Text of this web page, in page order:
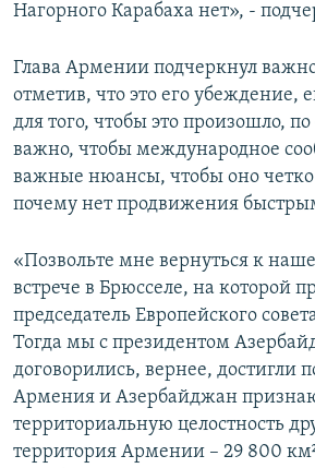
Нагорного Карабаха нет», -
Глава Армении подчеркнул
отметив, что это его убеждение,
для того, чтобы это произошло, по
важно, чтобы международное
важные нюансы, чтобы оно
почему нет продвижения
«Позвольте мне вернуться к
встрече в Брюсселе, на которой
председатель Европейского
Тогда мы с президентом
договорились, вернее, достигли
Армения и Азербайджан
территориальную целостность
территория Армении – 29 800